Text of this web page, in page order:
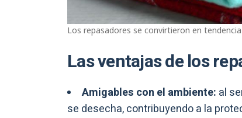
Los repasadores se convirtieron en
Las ventajas de los
Amigables con el ambiente: al
se desecha, contribuyendo a la